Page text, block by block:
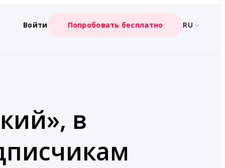
Войти Попробовать бесплатно RU
в